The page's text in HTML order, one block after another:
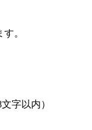
。
字以内）